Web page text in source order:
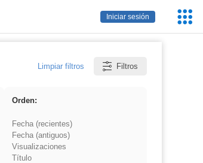
Iniciar sesión
Limpiar filtros Filtros
Orden:
Fecha (recientes)
Fecha (antiguos)
Visualizaciones
Título